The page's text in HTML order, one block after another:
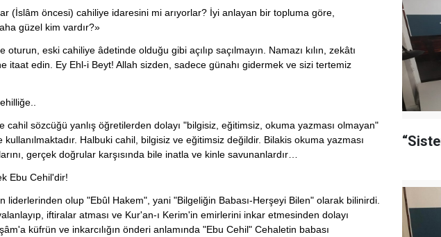
(İslâm öncesi) cahiliye idaresini mi arıyorlar? İyi anlayan bir topluma göre,
güzel kim vardır?»
eski cahiliye âdetinde olduğu gibi açılıp saçılmayın. Namazı kılın, zekâtı
itaat edin. Ey Ehl-i Beyt! Allah sizden, sadece günahı gidermek ve sizi tertemiz
cahil sözcüğü yanlış öğretilerden dolayı "bilgisiz, eğitimsiz, okuma yazması olmayan"
kullanılmaktadır. Halbuki cahil, bilgisiz ve eğitimsiz değildir. Bilakis okuma yazması
gerçek doğrular karşısında bile inatla ve kinle savunanlardır…
Ebu Cehil'dir!
liderlerinden olup "Ebûl Hakem", yani "Bilgeliğin Babası-Herşeyi Bilen" olarak bilinirdi.
iftiralar atması ve Kur'an-ı Kerim'in emirlerini inkar etmesinden dolayı
küfrün ve inkarcılığın önderi anlamında "Ebu Cehil" Cehaletin babası